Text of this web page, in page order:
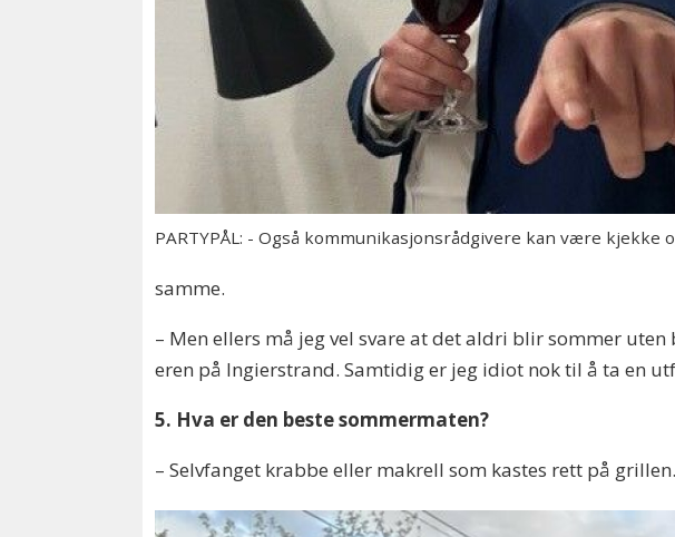
PARTYPÅL: - Også kommunikasjonsrådgivere kan være kjekke
samme.
– Men ellers må jeg vel svare at det aldri blir sommer
eren på Ingierstrand. Samtidig er jeg idiot nok til å ta en
5. Hva er den beste sommermaten?
– Selvfanget krabbe eller makrell som kastes rett på